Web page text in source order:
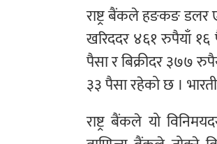
राष्ट्र बैंकले हङकङ डलर
खरिददर ४६१ रुपैयाँ १६
पैसा र बिक्रीदर ३७७
३३ पैसा रहेको छ ।
राष्ट्र बैंकले यो